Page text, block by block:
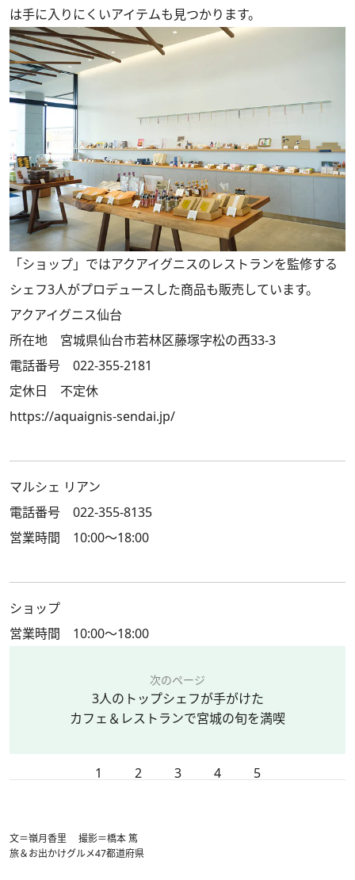
は手に入りにくいアイテムも見つかります。
「ショップ」ではアクアイグニスのレストランを監修する
シェフ3人がプロデュースした商品も販売しています。
アクアイグニス仙台
所在地 宮城県仙台市若林区藤塚字松の西33-3
電話番号 022-355-2181
定休日 不定休
https://aquaignis-sendai.jp/
マルシェ リアン
電話番号 022-355-8135
営業時間 10:00～18:00
ショップ
営業時間 10:00～18:00
次のページ
3人のトップシェフが手がけた
カフェ＆レストランで宮城の旬を満喫
1 2 3 4 5
文＝嶺月香里 撮影＝橋本 篤
旅＆お出かけグルメ47都道府県